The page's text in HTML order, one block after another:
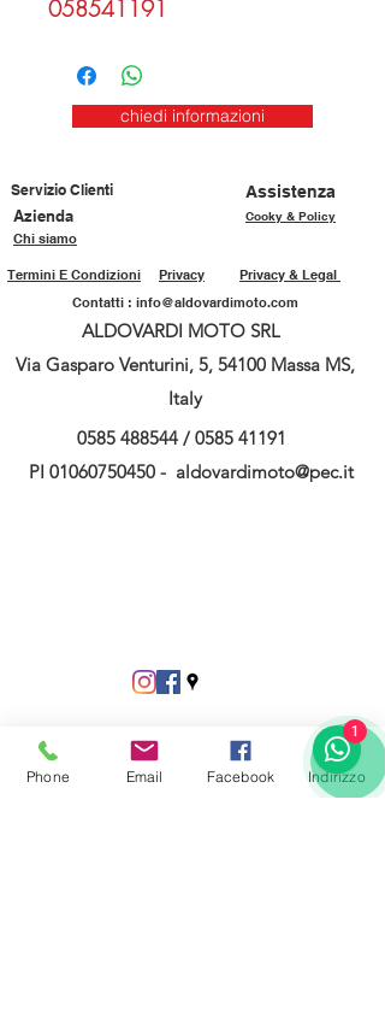
058541191
chiedi informazioni
Servizio Clienti
Assistenza
Azienda
Cooky & Policy
Chi siamo
Privacy & Legal
Privacy
Termini E Condizioni
Contatti : info@aldovardimoto.com
ALDOVARDI MOTO SRL
Via Gasparo Venturini, 5, 54100 Massa MS,
Italy
0585 488544 / 0585 41191
PI 01060750450 - aldovardimoto@pec.it
Phone Email Facebook Indirizzo
1